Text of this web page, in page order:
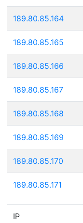
189.80.85.164
189.80.85.165
189.80.85.166
189.80.85.167
189.80.85.168
189.80.85.169
189.80.85.170
189.80.85.171
IP